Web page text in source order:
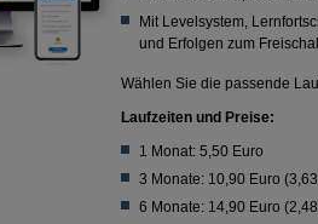
Mit Levelsystem,
und Erfolgen zum
Wählen Sie die passende
Laufzeiten und Preise:
1 Monat: 5,50 Euro
3 Monate: 10,90 Euro
6 Monate: 14,90 Euro